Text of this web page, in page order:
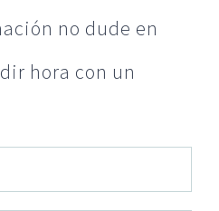
no dude en
hora con un